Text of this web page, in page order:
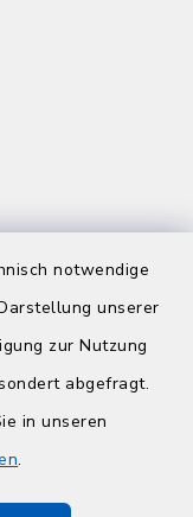
notwendige
unserer
zur Nutzung
abgefragt.
in unseren
.